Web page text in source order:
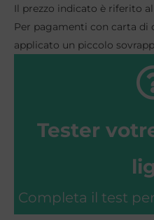
Francese
di
Rimini
Base
Il prezzo indicato è riferito
Per pagamenti con carta di
applicato un piccolo
Tester
Completa il test